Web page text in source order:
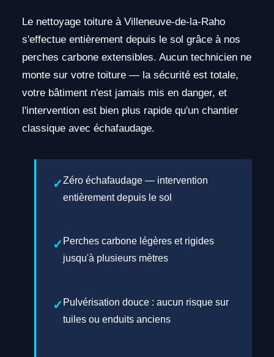
Le nettoyage toiture à Villeneuve-de-la-Raho
s'effectue entièrement depuis le sol grâce à nos
perches carbone extensibles. Aucun technicien ne
monte sur votre toiture — la sécurité est totale,
votre bâtiment n'est jamais mis en danger, et
l'intervention est bien plus rapide qu'un chantier
classique avec échafaudage.
Zéro échafaudage — intervention
entièrement depuis le sol
Perches carbone légères et rigides
jusqu'à plusieurs mètres
Pulvérisation douce : aucun risque sur
tuiles ou enduits anciens